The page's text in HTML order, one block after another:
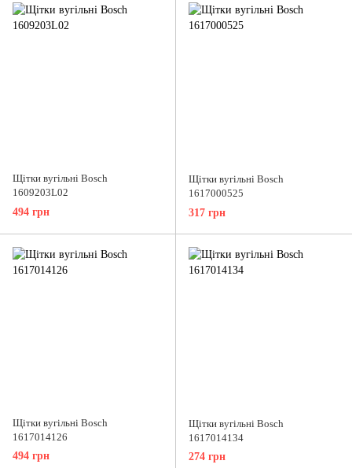
Щітки вугільні Bosch
1609203L02
494 грн
Щітки вугільні Bosch
1617000525
317 грн
Щітки вугільні Bosch
1617014126
494 грн
Щітки вугільні Bosch
1617014134
274 грн